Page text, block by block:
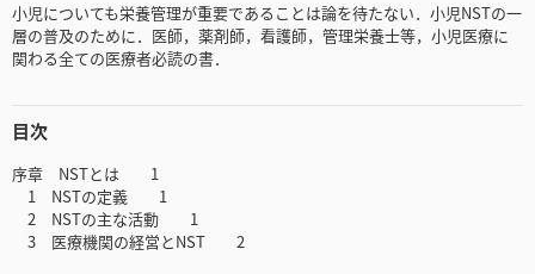
小児についても栄養管理が重要であることは論を待たない．小児NSTの一
層の普及のために．医師，薬剤師，看護師，管理栄養士等，小児医療に
関わる全ての医療者必読の書．
目次
序章 NSTとは 1
1 NSTの定義 1
2 NSTの主な活動 1
3 医療機関の経営とNST 2